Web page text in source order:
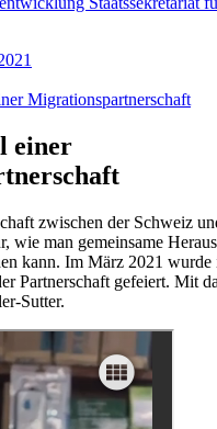
Migrationspartnerschaft
einer
zwischen der Schweiz
wie man gemeinsame
kann. Im März 2021 wurde
Partnerschaft gefeiert. Mit
Sutter.